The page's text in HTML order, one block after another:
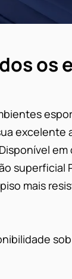
os
superficial
mais